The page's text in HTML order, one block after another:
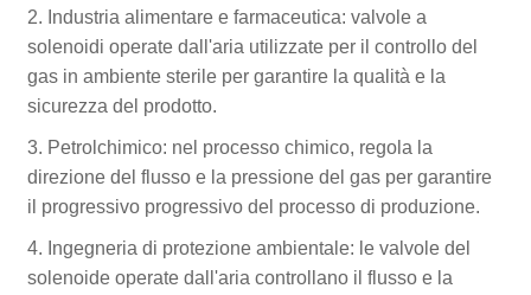
2. Industria alimentare e farmaceutica: valvole a
solenoidi operate dall'aria utilizzate per il controllo del
gas in ambiente sterile per garantire la qualità e la
sicurezza del prodotto.
3. Petrolchimico: nel processo chimico, regola la
direzione del flusso e la pressione del gas per garantire
il progressivo progressivo del processo di produzione.
4. Ingegneria di protezione ambientale: le valvole del
solenoide operate dall'aria controllano il flusso e la